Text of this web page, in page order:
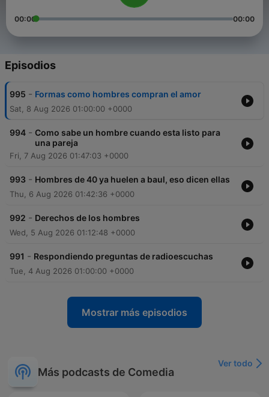
00:00 00:00
Episodios
995 - Formas como hombres compran el amor
Sat, 8 Aug 2026 01:00:00 +0000
994 - Como sabe un hombre cuando esta listo para
una pareja
Fri, 7 Aug 2026 01:47:03 +0000
993 - Hombres de 40 ya huelen a baul, eso dicen ellas
Thu, 6 Aug 2026 01:42:36 +0000
992 - Derechos de los hombres
Wed, 5 Aug 2026 01:12:48 +0000
991 - Respondiendo preguntas de radioescuchas
Tue, 4 Aug 2026 01:00:00 +0000
Mostrar más episodios
Más podcasts de Comedia
Ver todo